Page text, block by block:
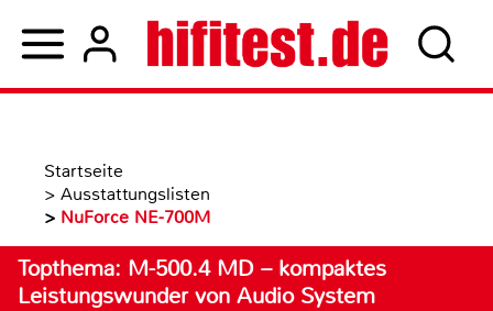
Startseite
> Ausstattungslisten
> NuForce NE-700M
Topthema: M-500.4 MD – kompaktes
Leistungswunder von Audio System